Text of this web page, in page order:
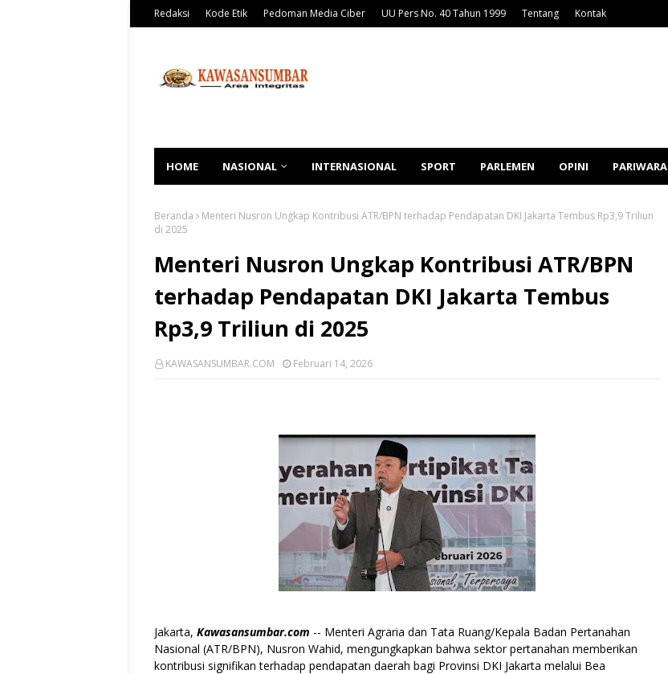
Redaksi Kode Etik Pedoman Media Ciber UU Pers No. 40 Tahun 1999 Tentang Kontak
HOME NASIONAL INTERNASIONAL SPORT PARLEMEN OPINI PARIWARA
Beranda
Menteri Nusron Ungkap Kontribusi ATR/BPN terhadap Pendapatan DKI Jakarta Tembus Rp3,9 Triliun
di 2025
Menteri Nusron Ungkap Kontribusi ATR/BPN
terhadap Pendapatan DKI Jakarta Tembus
Rp3,9 Triliun di 2025
KAWASANSUMBAR.COM Februari 14, 2026
Jakarta, Kawasansumbar.com -- Menteri Agraria dan Tata Ruang/Kepala Badan Pertanahan
Nasional (ATR/BPN), Nusron Wahid, mengungkapkan bahwa sektor pertanahan memberikan
kontribusi signifikan terhadap pendapatan daerah bagi Provinsi DKI Jakarta melalui Bea